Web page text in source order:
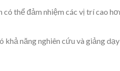
thể đảm nhiệm các vị trí cao
khả năng nghiên cứu và giảng dạy